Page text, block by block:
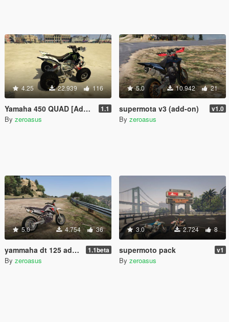
4.25 22.939 116
Yamaha 450 QUAD [Add-on] 1.1 1.1
By zeroasus
5.0 10.942 21
supermota v3 (add-on) v1.0
By zeroasus
5.0 4.754 36
yammaha dt 125 add-on 1.1beta
By zeroasus
3.0 2.724 8
supermoto pack v1
By zeroasus